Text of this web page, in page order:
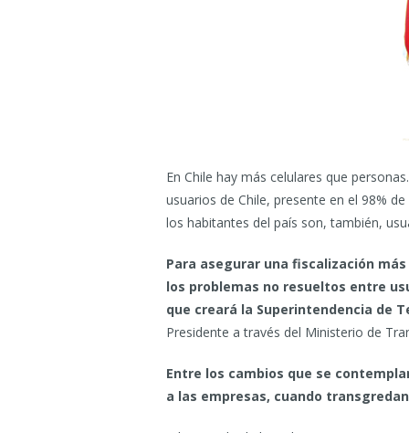
En Chile hay más celulares que
usuarios de Chile, presente en el 98%
los habitantes del país son, también,
Para asegurar una fiscalización
los problemas no resueltos entre
que creará la Superintendencia de
Presidente a través del Ministerio de
Entre los cambios que se
a las empresas, cuando